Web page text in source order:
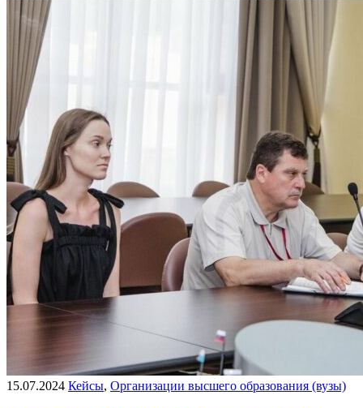
15.07.2024 Кейсы, Организации высшего образования (вузы)